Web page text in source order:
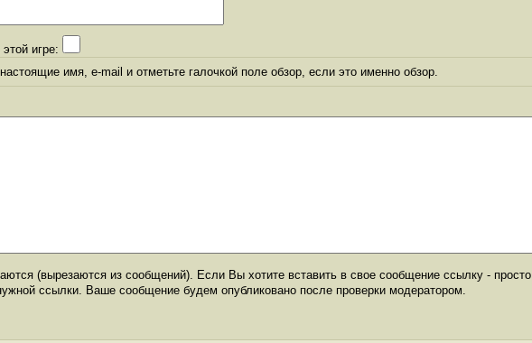
игре:
имя, e-mail и отметьте галочкой поле обзор, если это именно обзор.
(вырезаются из сообщений). Если Вы хотите вставить в свое сообщение ссылку - просто
ссылки. Ваше сообщение будем опубликовано после проверки модератором.